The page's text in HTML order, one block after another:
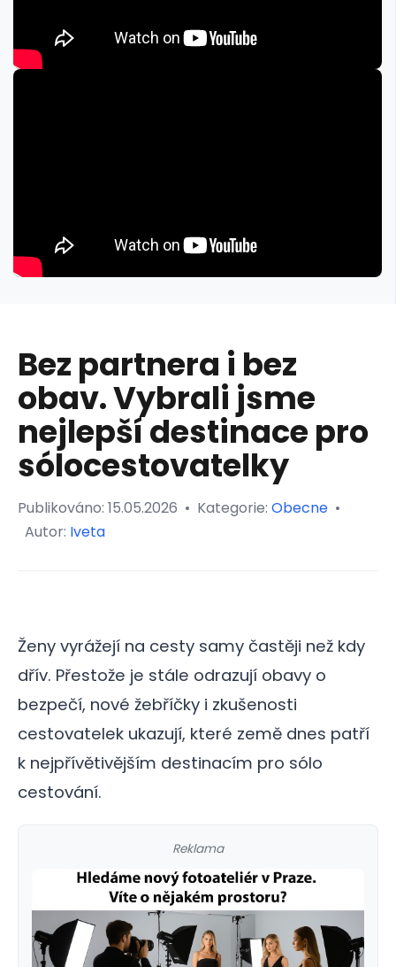
Bez partnera i bez
obav. Vybrali jsme
nejlepší destinace pro
sólocestovatelky
Publikováno: 15.05.2026 • Kategorie: Obecne •
Autor: Iveta
Ženy vyrážejí na cesty samy častěji než kdy
dřív. Přestože je stále odrazují obavy o
bezpečí, nové žebříčky i zkušenosti
cestovatelek ukazují, které země dnes patří
k nejpřívětivějším destinacím pro sólo
cestování.
Reklama